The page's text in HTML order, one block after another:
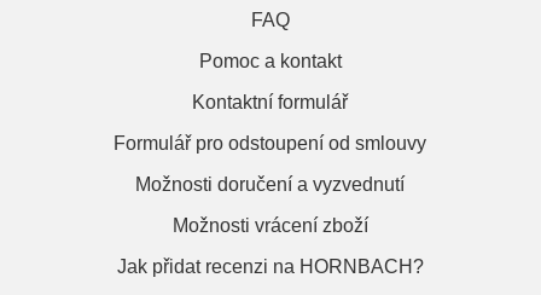
FAQ
Pomoc a kontakt
Kontaktní formulář
Formulář pro odstoupení od smlouvy
Možnosti doručení a vyzvednutí
Možnosti vrácení zboží
Jak přidat recenzi na HORNBACH?